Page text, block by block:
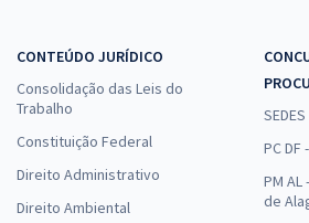
para os Cargos de Nível
à vista
R$5,99
Comprar
CONTEÚDO JURÍDICO
Consolidação das Leis do
Trabalho
Constituição Federal
Direito Administrativo
Direito Ambiental
SEDES
PC DF
PM
de